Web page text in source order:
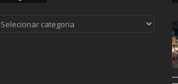
Categorias